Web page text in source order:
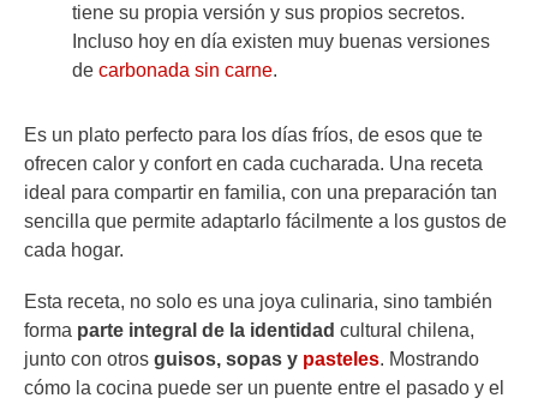
tiene su propia versión y sus propios secretos.
Incluso hoy en día existen muy buenas versiones
de carbonada sin carne.
Es un plato perfecto para los días fríos, de esos que te
ofrecen calor y confort en cada cucharada. Una receta
ideal para compartir en familia, con una preparación tan
sencilla que permite adaptarlo fácilmente a los gustos de
cada hogar.
Esta receta, no solo es una joya culinaria, sino también
forma parte integral de la identidad cultural chilena,
junto con otros guisos, sopas y pasteles. Mostrando
cómo la cocina puede ser un puente entre el pasado y el